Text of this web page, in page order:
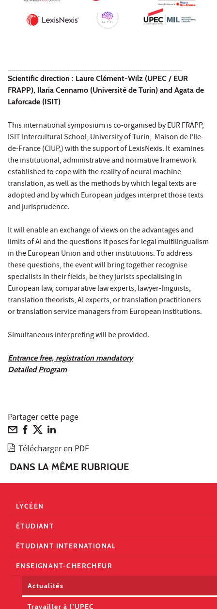
_____________________________________________
Scientific direction : Laure Clément-Wilz (UPEC / EUR
FRAPP), Ilaria Cennamo (Université de Turin) and Agata de
Laforcade (ISIT)
This international symposium is co-organised by EUR FRAPP,
ISIT Intercultural School, University of Turin, Maison de l’Ile-
de-France (CIUP,) with the support of LexisNexis. It examines
the institutional, administrative and normative framework
established to cope with the reality of neural machine
translation, as well as the methods by which legal texts are
adopted and by which European judges interpret those texts
and jurisprudence.
It will enable an exchange of views on the advantages and
limits of AI and the questions it poses for legal multilingualism
in the European Union and other institutions. To address
these questions, the event will bring together recognise
specialists in their fields, be they jurists specialising in
European law, comparative law experts, lawyer-linguists,
translation theorists, AI experts, or translation practitioners
or translation service managers from European institutions.
Simultaneous interpreting will be provided.
Entrance free, registration mandatory
Detailed Program
Partager cette page
Télécharger en PDF
DANS LA MÊME RUBRIQUE
LYCÉEN
ÉTUDIANT
ÉTUDIANT INTERNATIONAL
ENSEIGNANT-CHERCHEUR
Actualités
Travailler à l'UPEC